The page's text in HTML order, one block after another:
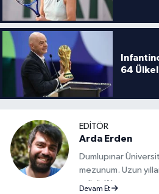
64
EDITÖR
Arda Erden
Dumlupınar
mezunum. Uzun
editörlük
Devam Et